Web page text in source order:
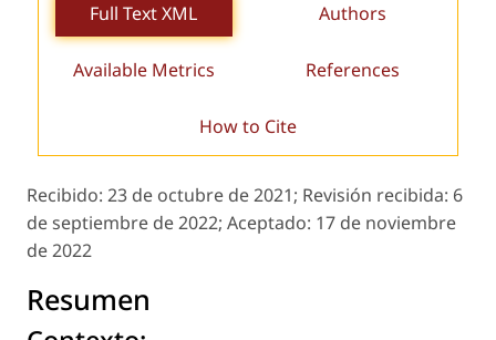
Full Text XML Authors
Available Metrics References
How to Cite
Recibido: 23 de octubre de 2021; Revisión recibida: 6
de septiembre de 2022; Aceptado: 17 de noviembre
de 2022
Resumen